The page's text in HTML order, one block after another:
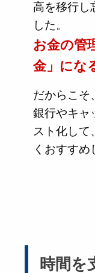
高を移行し
した。
お金の管
金」にな
だからこそ
銀行やキャ
スト化して
くおすすめ
時間を